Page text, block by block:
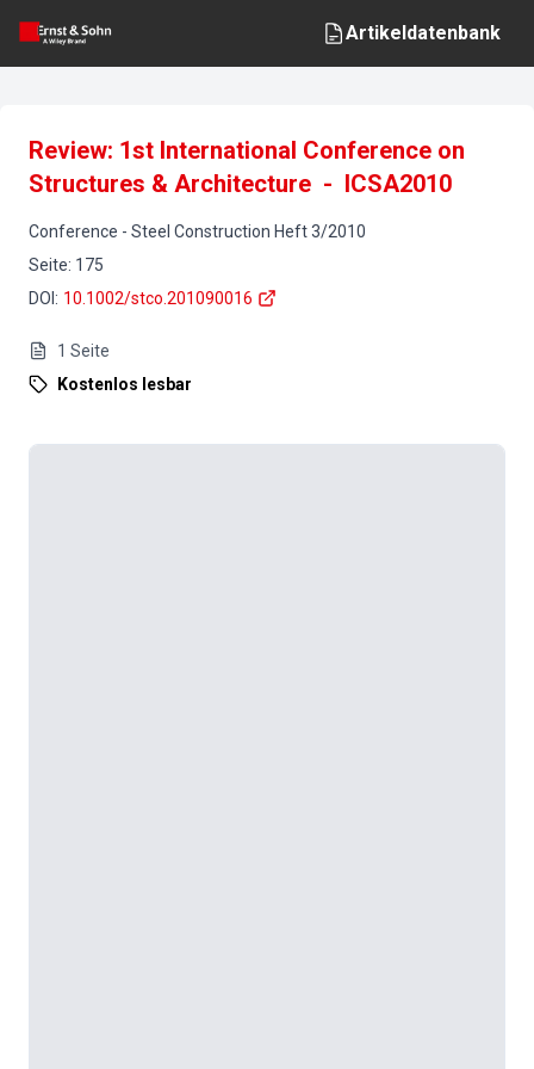
Artikeldatenbank
Review: 1st International Conference on
Structures & Architecture - ICSA2010
Conference - Steel Construction Heft3/2010
Seite: 175
DOI : 10.1002/stco.201090016
1 Seite
Kostenlos lesbar